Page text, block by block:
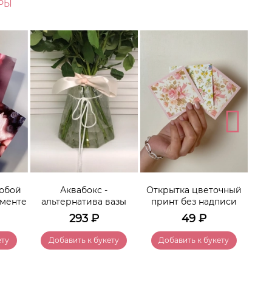
Аквабокс -
альтернатива вазы
293₽
Добавить к букету
Открытка цветочный
принт без надписи
49₽
Добавить к букету